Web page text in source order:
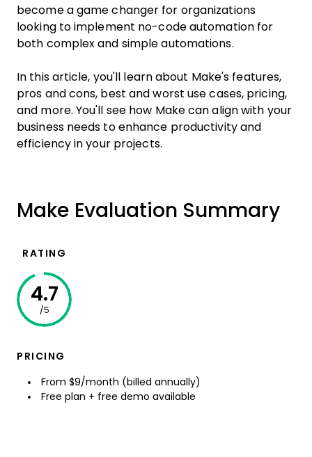
become a game changer for organizations
looking to implement no-code automation for
both complex and simple automations.
In this article, you'll learn about Make's features,
pros and cons, best and worst use cases, pricing,
and more. You'll see how Make can align with your
business needs to enhance productivity and
efficiency in your projects.
Make Evaluation Summary
RATING
4.7
/5
PRICING
From $9/month (billed annually)
Free plan + free demo available